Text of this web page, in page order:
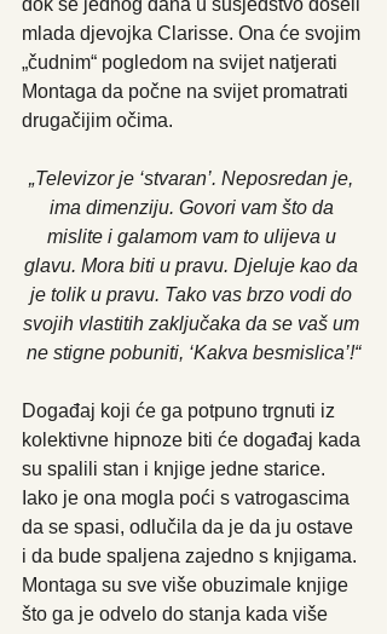
dok se jednog dana u susjedstvo doseli
mlada djevojka Clarisse. Ona će svojim
„čudnim“ pogledom na svijet natjerati
Montaga da počne na svijet promatrati
drugačijim očima.
„Televizor je ‘stvaran’. Neposredan je,
ima dimenziju. Govori vam što da
mislite i galamom vam to ulijeva u
glavu. Mora biti u pravu. Djeluje kao da
je tolik u pravu. Tako vas brzo vodi do
svojih vlastitih zaključaka da se vaš um
ne stigne pobuniti, ‘Kakva besmislica’!“
Događaj koji će ga potpuno trgnuti iz
kolektivne hipnoze biti će događaj kada
su spalili stan i knjige jedne starice.
Iako je ona mogla poći s vatrogascima
da se spasi, odlučila da je da ju ostave
i da bude spaljena zajedno s knjigama.
Montaga su sve više obuzimale knjige
što ga je odvelo do stanja kada više